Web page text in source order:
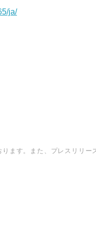
ja/
ます。また、プレスリリー